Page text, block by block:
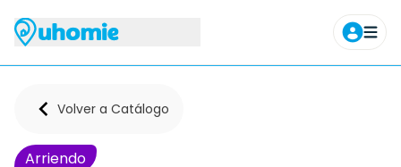
Agendar tour
Volver a Catálogo
Arriendo